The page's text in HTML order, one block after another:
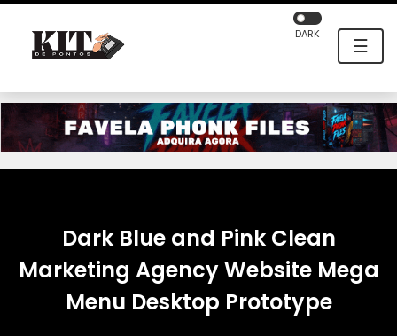
☰
DARK
Dark Blue and Pink Clean
Marketing Agency Website Mega
Menu Desktop Prototype